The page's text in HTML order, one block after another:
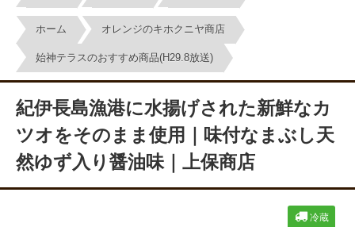
ホーム オレンジのキホクニヤ商店
始神テラスのおすすめ商品(H29.8放送)
紀伊長島漁港に水揚げされた新鮮なカ
ツオをそのまま使用｜味付なまぶし天
然ゆず入り醤油味｜上保商店
冷蔵